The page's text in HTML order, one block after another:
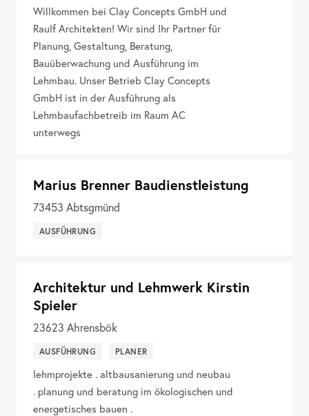
Willkommen bei Clay Concepts GmbH und
Raulf Architekten! Wir sind Ihr Partner für
Planung, Gestaltung, Beratung,
Bauüberwachung und Ausführung im
Lehmbau. Unser Betrieb Clay Concepts
GmbH ist in der Ausführung als
Lehmbaufachbetreib im Raum AC
unterwegs
Marius Brenner Baudienstleistung
73453 Abtsgmünd
AUSFÜHRUNG
Architektur und Lehmwerk Kirstin
Spieler
23623 Ahrensbök
AUSFÜHRUNG PLANER
lehmprojekte . altbausanierung und neubau
. planung und beratung im ökologischen und
energetisches bauen .